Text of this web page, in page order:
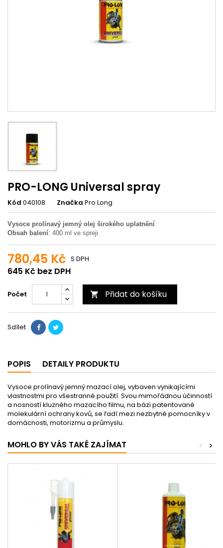
PRO-LONG Universal spray
Kód 040108 Značka Pro Long
Vysoce prolínavý jemný olej širokého uplatnění
Obsah balení: 400 ml ve spreji
780,45 Kč
645 Kč bez DPH
S DPH
Počet  Přidat do košíku
Sdílet
POPIS DETAILY PRODUKTU
Vysoce prolínavý jemný mazací olej, vybaven vynikajícími
vlastnostmi pro všestranné použití. Svou mimořádnou účinností
a nosností kluzného mazacího filmu, na bázi patentované
molekulární ochrany kovů, se řadí mezi nezbytné pomocníky v
domácnosti, motorizmu a průmyslu.
MOHLO BY VÁS TAKÉ ZAJÍMAT >
<